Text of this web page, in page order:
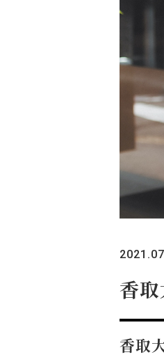
香
香取